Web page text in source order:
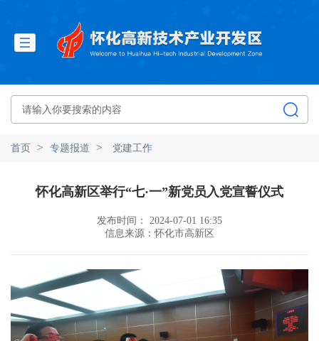
首页 > 专题报道 > 党建工作
怀化高新区举行“七·一”新党员入党宣誓仪式
发布时间： 2024-07-01 16:35
信息来源：怀化市高新区